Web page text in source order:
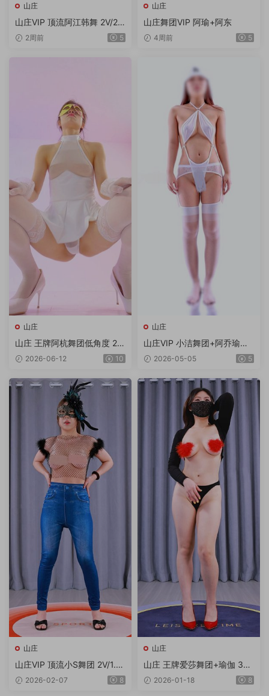
山庄
山庄VIP 顶流阿江韩舞 2V/2.0
9G/4K
2周前 5
山庄
山庄舞团VIP 阿瑜+阿东
4周前 5
山庄
山庄 王牌阿杭舞团低角度 2V/
1.92G2026-06-12 10
山庄
山庄VIP 小洁舞团+阿乔瑜伽
合集 6V/6.99G/4K
2026-05-05 5
山庄
山庄VIP 顶流小S舞团 2V/1.7
3G/4K
2026-02-07 8
山庄
山庄 王牌爱莎舞团+瑜伽 3V
2.44G2026-01-18 8